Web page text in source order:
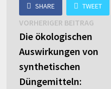
SHARE TWEET
VORHERIGER BEITRAG
Die ökologischen
Auswirkungen von
synthetischen
Düngemitteln: